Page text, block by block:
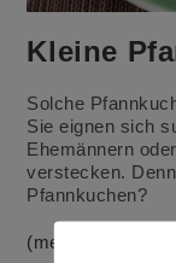
Kleine
Solche
Sie eignen sich
Ehemännern
verstecken.
Pfannkuchen?
(mehr …)